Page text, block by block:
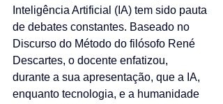
Inteligência Artificial (IA) tem sido pauta
de debates constantes. Baseado no
Discurso do Método do filósofo René
Descartes, o docente enfatizou,
durante a sua apresentação, que a IA,
enquanto tecnologia, e a humanidade